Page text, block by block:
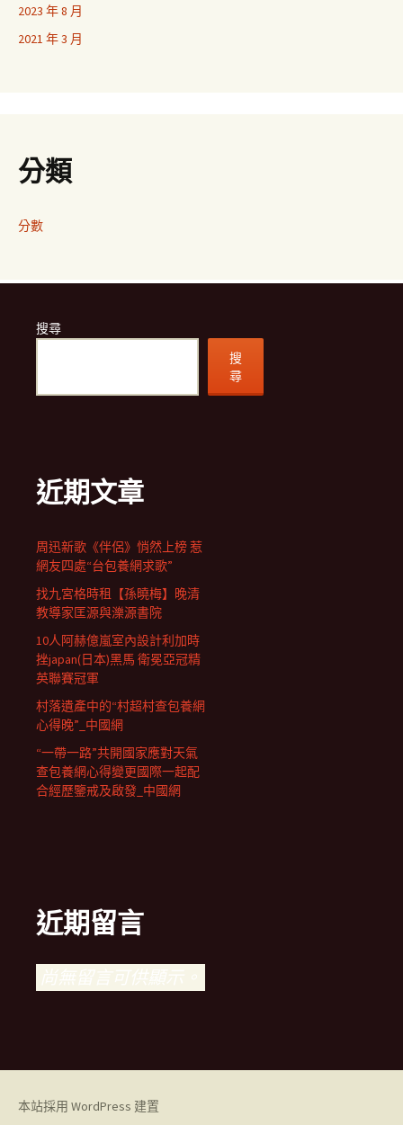
2023 年 8 月
2021 年 3 月
分類
分數
搜尋
搜
尋
近期文章
周迅新歌《伴侶》悄然上榜 惹
網友四處“台包養網求歌”
找九宮格時租【孫曉梅】晚清
教導家匡源與濼源書院
10人阿赫億嵐室內設計利加時
挫japan(日本)黑馬 衛冕亞冠精
英聯賽冠軍
村落遺產中的“村超村查包養網
心得晚”_中國網
“一帶一路”共開國家應對天氣
查包養網心得變更國際一起配
合經歷鑒戒及啟發_中國網
近期留言
尚無留言可供顯示。
本站採用 WordPress 建置